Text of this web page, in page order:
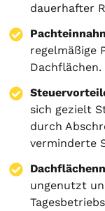
dauerhafter
regelmäßige
Dachflächen.
sich gezielt
durch
verminderte
ungenutzt